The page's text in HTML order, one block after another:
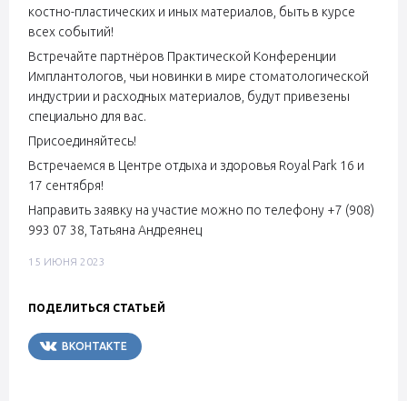
костно-пластических и иных материалов, быть в курсе
всех событий!
Встречайте партнёров Практической Конференции
Имплантологов, чьи новинки в мире стоматологической
индустрии и расходных материалов, будут привезены
специально для вас.
Присоединяйтесь!
Встречаемся в Центре отдыха и здоровья Royal Park 16 и
17 сентября!
Направить заявку на участие можно по телефону +7 (908)
993 07 38, Татьяна Андреянец
15 ИЮНЯ 2023
ПОДЕЛИТЬСЯ СТАТЬЕЙ
ВКОНТАКТЕ